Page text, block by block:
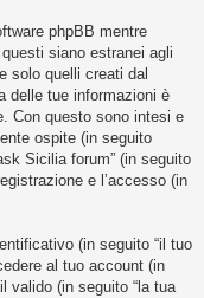
phpBB mentre
siano estranei agli
solo quelli creati dal
delle tue informazioni è
Con questo sono intesi e
ospite (in seguito
Sicilia forum” (in seguito
e l’accesso (in
(in seguito “il tuo
al tuo account (in
valido (in seguito “la tua